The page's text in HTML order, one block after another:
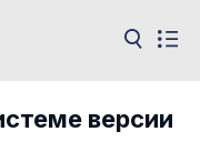
версии